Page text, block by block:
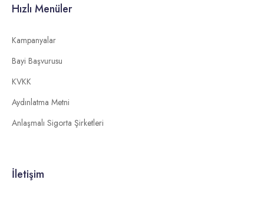
Hızlı Menüler
Kampanyalar
Bayi Başvurusu
KVKK
Aydınlatma Metni
Anlaşmalı Sigorta Şirketleri
İletişim